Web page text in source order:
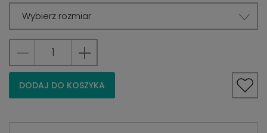
Wybierz rozmiar
DODAJ DO KOSZYKA